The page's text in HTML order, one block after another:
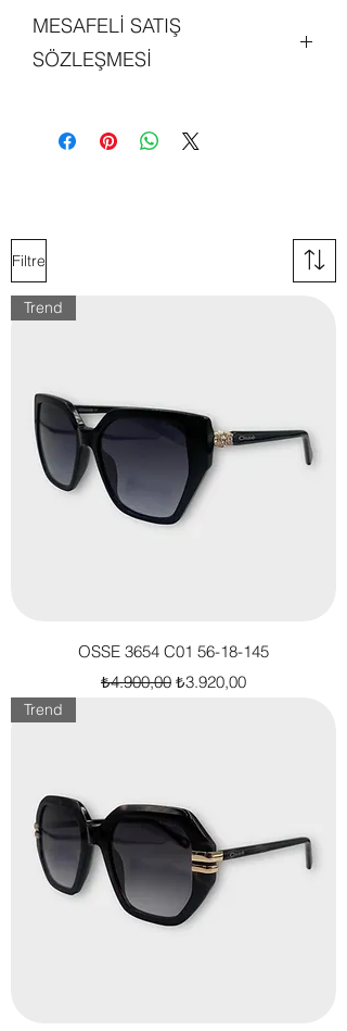
garantilidir. Daha detaylı bilgi edinmek
için sitemizdeki "GARANTİ ve İADE
POLİTİKALARI" bölümünü
MESAFELİ SATIŞ
SÖZLEŞMESİ
kişi, mesafeli satış sözleşmesini
okumuş ve kabul etmiş sayılmaktadır.
Filtre
Trend
OSSE 3654 C01 56-18-145
Normal Fiyat
₺4.900,00 İndirimli Fiyat
₺3.920,00
Trend